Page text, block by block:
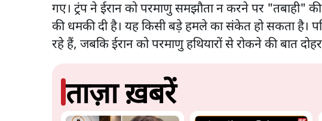
गए। ट्रंप ने ईरान को परमाणु समझौता न करने पर "तबाही"
की धमकी दी है। यह किसी बड़े हमले का संकेत हो सकता है।
रहे हैं, जबकि ईरान को परमाणु हथियारों से रोकने की बात
ताज़ा ख़बरें